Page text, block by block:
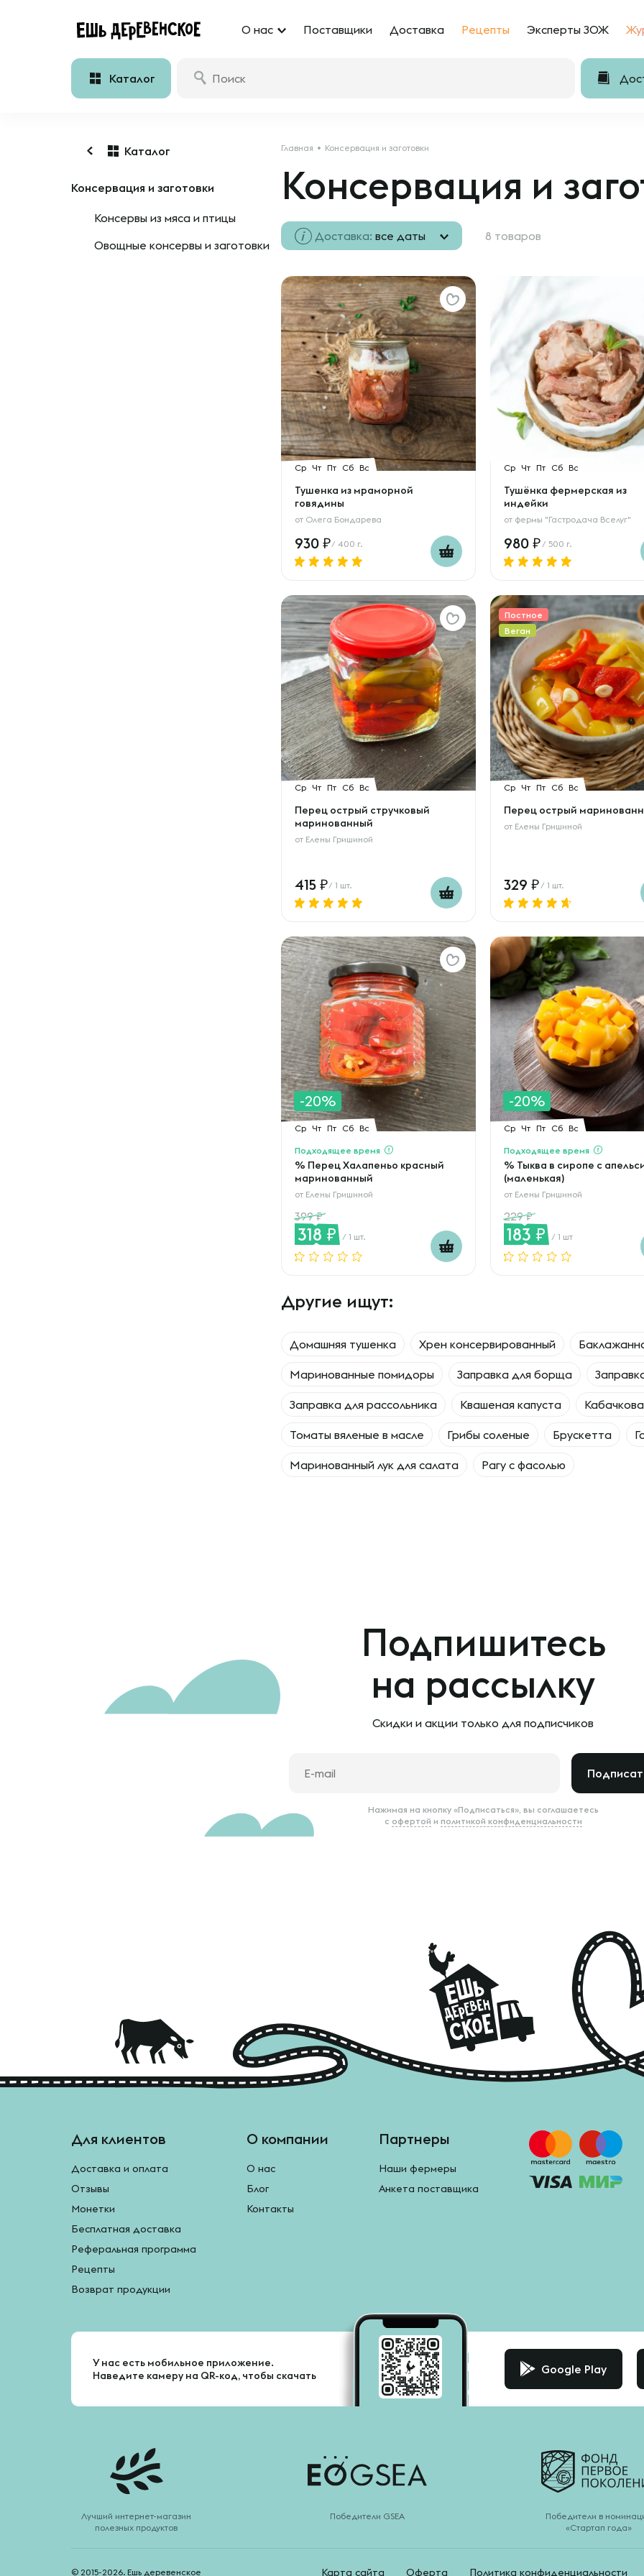
О нас Поставщики Доставка Рецепты Эксперты ЗОЖ
Каталог
Каталог
Консервация и заготовки
Консервы из мяса и птицы
Овощные консервы и заготовки
Главная Консервация и заготовки
Консервация и
Доставка: все даты 8 товаров
Ср Чт Пт Сб Вс
Тушенка из мраморной
говядины
от Олега Бондарева
930 / 400 г.
Ср Чт Пт Сб Вс
Тушёнка фермерская из
индейки
от фермы "Гастродача Вселуг"
980 / 500 г.
Ср Чт Пт Сб Вс
Перец острый стручковый
маринованный
от Елены Гришиной
415 / 1 шт.
Постное
Веган
Ср Чт Пт Сб Вс
Перец острый
от Елены Гришиной
329 / 1 шт.
-20%
Ср Чт Пт Сб Вс
Подходящее время
% Перец Халапеньо красный
маринованный
от Елены Гришиной
399
318 / 1 шт.
-20%
Ср Чт Пт Сб Вс
Подходящее время
% Тыква в сиропе с
(маленькая)
от Елены Гришиной
229
183 / 1 шт
Другие ищут:
Домашняя тушенка Хрен консервированный
Маринованные помидоры Заправка для борща
Заправка для рассольника Квашеная капуста
Томаты вяленые в масле Грибы соленые Брускетта
Маринованный лук для салата Рагу с фасолью
Подпишитесь
на рассылку
Скидки и акции только для подписчиков
Нажимая на кнопку «Подписаться», вы соглашаетесь
с офертой и политикой конфиденциальности
Для клиентов
Доставка и оплата
Отзывы
Монетки
Бесплатная доставка
Реферальная программа
Рецепты
Возврат продукции
О компании
О нас
Блог
Контакты
Партнеры
Наши фермеры
Анкета поставщика
У нас есть мобильное приложение.
Наведите камеру на QR-код, чтобы скачать
Google Play
Лучший интернет-магазин
полезных продуктов
Победители GSEA
Победители в
«Стартап года»
© 2015-2026. Ешь деревенское Карта сайта Оферта Политика конфиденциальности